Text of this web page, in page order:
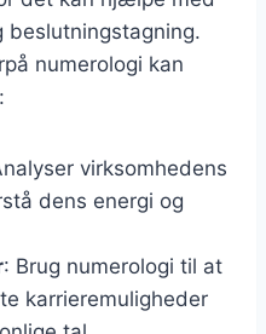
beslutningstagning.
numerologi kan
virksomhedens
dens energi og
: Brug numerologi til at
karrieremuligheder